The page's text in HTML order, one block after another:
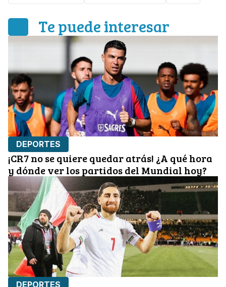
Te puede interesar
DEPORTES
¡CR7 no se quiere quedar atrás! ¿A qué hora
y dónde ver los partidos del Mundial hoy?
DEPORTES